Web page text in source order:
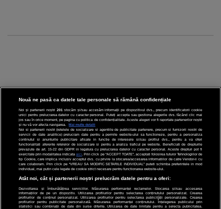
CINEMA
DIVERTISMENT
STIRI
TEHNOLOGIE
SPORT
JOBURI PRO
Nouă ne pasă ca datele tale personale să rămână confidențiale
Noi și partenerii noștri 201 stocăm și/sau accesăm informații pe dispozitivul dvs., precum identificatorii cookie
unici pentru prelucrarea datelor cu caracter personal. Puteți accepta sau gestiona alegerile dvs. făcând clic mai
jos sau în orice moment, pe pagina cu politica de confidențialitate. Aceste alegeri vor fi raportate partenerilor noștri
și nu vă vor afecta navigarea.
Mai multe detalii
Noi si partenerii nostri (retelele de socializare si agentiile de publicitate partenere, precum si furnizorii nostri de
servicii de date analitice) prelucram date pentru a permite website-ului sa functioneze, pentru a personaliza
continutul si anunturile publicitare afisate in functie de interesele si/sau profilul dvs., pentru a va oferi
functionalitati aferente retelelor de socializare si pentru a analiza traficul pe website. Beneficiati de drepturile
prevazute de art. 15-22 din GDPR in legatura cu prelucrarea datelor cu caracter personal. Aceste drepturi pot fi
exercitate prin modalitatea indicataaici . Prin click pe “ACCEPT TOATE”, acceptati folosirea tuturor Tehnologiilor de
tip Cookie, care implica inclusiv acceptul dvs. cu privire la stocarea/accesarea informatiilor de catre Vendor-ii cu
care colaboram. Prin click pe “VREAU SA MODIFIC SETARILE INDIVIDUAL” puteti schimba preferintele in mod
individual, mai putin cele legate de cookie strict necesare pentru functionarea website-ului.
Atât noi, cât și partenerii noștri prelucrăm datele pentru a oferi:
Dezvoltarea și îmbunătățirea serviciilor. Măsurarea performanței reclamelor. Stocarea și/sau accesarea
informațiilor de pe un dispozitiv. Utilizarea profilurilor pentru selectarea conținutului personalizat. Crearea
profilurilor de conținut personalizat. Utilizarea profilurilor pentru selectarea publicității personalizate. Crearea
profilurilor pentru publicitate personalizată. Măsurarea performanței conținutului. Înțelegerea publicului prin
statistici sau combinații de date din surse diferite. Utilizarea de date limitate pentru a selecta publicitatea.